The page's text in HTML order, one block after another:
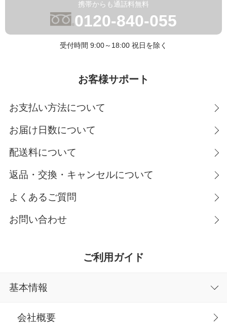
携帯からも通話料無料
0120-840-055
受付時間 9:00～18:00 祝日を除く
お客様サポート
お支払い方法について
お届け日数について
配送料について
返品・交換・キャンセルについて
よくあるご質問
お問い合わせ
ご利用ガイド
基本情報
会社概要